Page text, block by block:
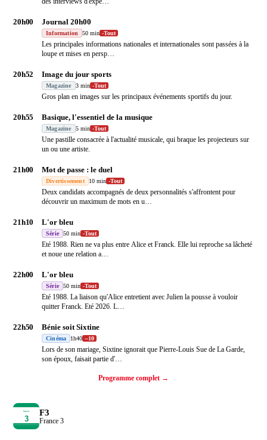
20h00 Journal 20h00
Information 50 min -Tout
Les principales informations nationales et internationales sont passées à la
loupe et mises en persp…
20h52 Image du jour sports
Magazine 3 min -Tout
Gros plan en images sur les principaux événements sportifs du jour.
20h55 Basique, l'essentiel de la musique
Magazine 5 min -Tout
Une pastille consacrée à l'actualité musicale, qui braque les projecteurs sur
un ou une artiste.
21h00 Mot de passe : le duel
Divertissement 10 min -Tout
Deux candidats accompagnés de deux personnalités s'affrontent pour
découvrir un maximum de mots en u…
21h10 L'or bleu
Série 50 min -Tout
Eté 1988. Rien ne va plus entre Alice et Franck. Elle lui reproche sa lâcheté
et noue une relation a…
22h00 L'or bleu
Série 50 min -Tout
Eté 1988. La liaison qu'Alice entretient avec Julien la pousse à vouloir
quitter Franck. Eté 2026. L…
22h50 Bénie soit Sixtine
Cinéma 1h40 --10
Lors de son mariage, Sixtine ignorait que Pierre-Louis Sue de La Garde,
son époux, faisait partie d'…
Programme complet →
F3
France 3